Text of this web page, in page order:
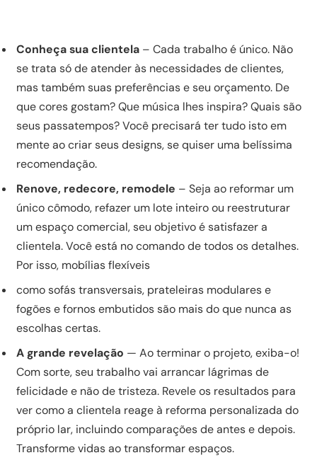
Conheça sua clientela – Cada trabalho é único. Não
se trata só de atender às necessidades de clientes,
mas também suas preferências e seu orçamento. De
que cores gostam? Que música lhes inspira? Quais são
seus passatempos? Você precisará ter tudo isto em
mente ao criar seus designs, se quiser uma belíssima
recomendação.
Renove, redecore, remodele – Seja ao reformar um
único cômodo, refazer um lote inteiro ou reestruturar
um espaço comercial, seu objetivo é satisfazer a
clientela. Você está no comando de todos os detalhes.
Por isso, mobílias flexíveis
como sofás transversais, prateleiras modulares e
fogões e fornos embutidos são mais do que nunca as
escolhas certas.
A grande revelação — Ao terminar o projeto, exiba-o!
Com sorte, seu trabalho vai arrancar lágrimas de
felicidade e não de tristeza. Revele os resultados para
ver como a clientela reage à reforma personalizada do
próprio lar, incluindo comparações de antes e depois.
Transforme vidas ao transformar espaços.